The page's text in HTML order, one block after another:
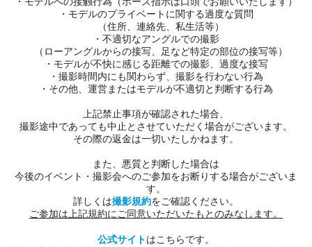
・モデルのプライベートに関する過度な質問
（住所、連絡先、私生活等）
・不適切なアングルでの撮影
（ローアングルからの接写、足など特定の部位の接写等）
・モデルが不快に感じる距離での撮影、過度な接写
・撮影時間内にも関わらず、撮影を行わない行為
・その他、運営またはモデルが不適切と判断する行為
上記禁止事項が確認された場合、
撮影途中であっても中止とさせていただく場合がございます。
その際の返金は一切いたしかねます。
また、悪質と判断した場合は
今後のイベント・撮影会へのご参加をお断りする場合がございま
す。
詳しくは撮影規約をご確認ください。
ご参加は上記規約にご同意いただいたもとのみなします。
公式サイトはこちらです。